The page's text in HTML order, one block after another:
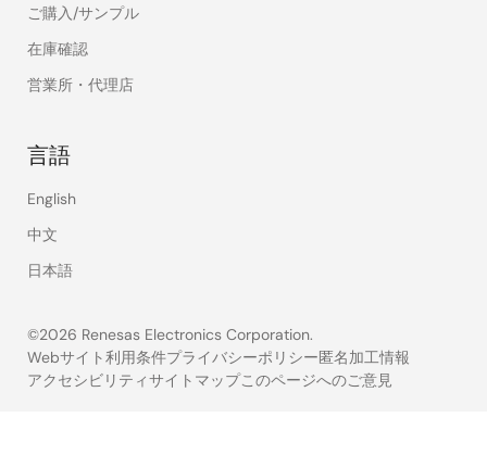
ご購入/サンプル
在庫確認
営業所・代理店
言語
English
中文
日本語
©2026 Renesas Electronics Corporation.
Legal
Webサイト利用条件プライバシーポリシー匿名加工情報
アクセシビリティサイトマップこのページへのご意見